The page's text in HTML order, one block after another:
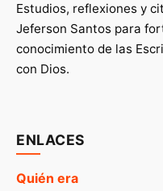
Estudios, reflexiones y
Jeferson Santos para
conocimiento de las
con Dios.
ENLACES
Quién era